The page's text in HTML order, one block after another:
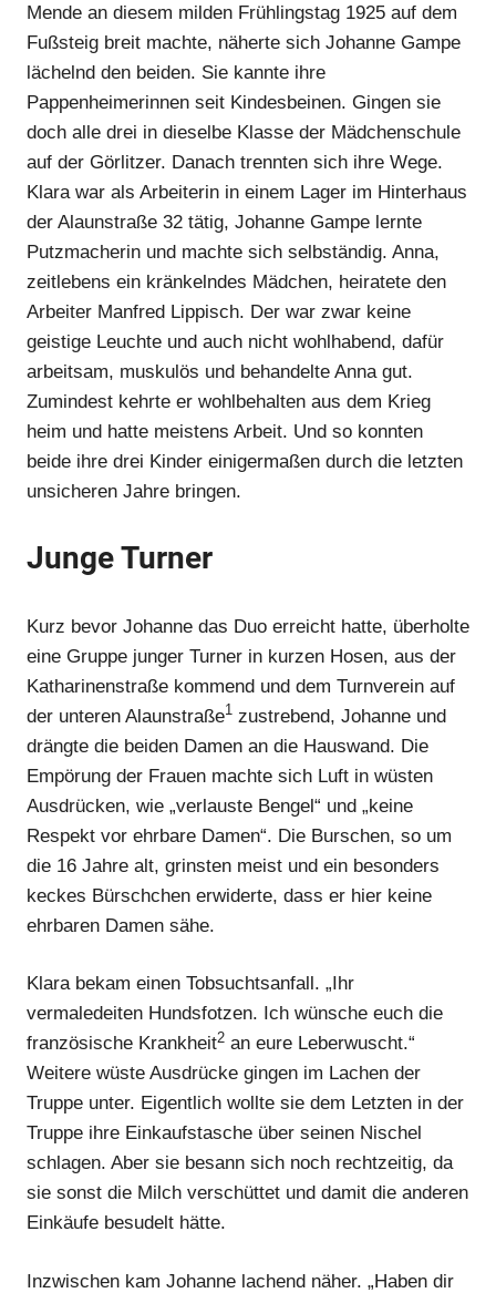
Anzeige
Anzeige
Anzeige
Mende an diesem milden Frühlingstag 1925 auf dem
Fußsteig breit machte, näherte sich Johanne Gampe
lächelnd den beiden. Sie kannte ihre
Pappenheimerinnen seit Kindesbeinen. Gingen sie
doch alle drei in dieselbe Klasse der Mädchenschule
auf der Görlitzer. Danach trennten sich ihre Wege.
Klara war als Arbeiterin in einem Lager im Hinterhaus
der Alaunstraße 32 tätig, Johanne Gampe lernte
Putzmacherin und machte sich selbständig. Anna,
zeitlebens ein kränkelndes Mädchen, heiratete den
Arbeiter Manfred Lippisch. Der war zwar keine
geistige Leuchte und auch nicht wohlhabend, dafür
arbeitsam, muskulös und behandelte Anna gut.
Zumindest kehrte er wohlbehalten aus dem Krieg
heim und hatte meistens Arbeit. Und so konnten
beide ihre drei Kinder einigermaßen durch die letzten
unsicheren Jahre bringen.
Junge Turner
Kurz bevor Johanne das Duo erreicht hatte, überholte
eine Gruppe junger Turner in kurzen Hosen, aus der
Katharinenstraße kommend und dem Turnverein auf
der unteren Alaunstraße1 zustrebend, Johanne und
drängte die beiden Damen an die Hauswand. Die
Empörung der Frauen machte sich Luft in wüsten
Ausdrücken, wie „verlauste Bengel“ und „keine
Respekt vor ehrbare Damen“. Die Burschen, so um
die 16 Jahre alt, grinsten meist und ein besonders
keckes Bürschchen erwiderte, dass er hier keine
ehrbaren Damen sähe.
Klara bekam einen Tobsuchtsanfall. „Ihr
vermaledeiten Hundsfotzen. Ich wünsche euch die
französische Krankheit2 an eure Leberwuscht.“
Weitere wüste Ausdrücke gingen im Lachen der
Truppe unter. Eigentlich wollte sie dem Letzten in der
Truppe ihre Einkaufstasche über seinen Nischel
schlagen. Aber sie besann sich noch rechtzeitig, da
sie sonst die Milch verschüttet und damit die anderen
Einkäufe besudelt hätte.
Inzwischen kam Johanne lachend näher. „Haben dir